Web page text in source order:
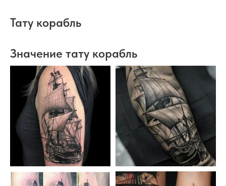
Тату корабль
Значение тату корабль